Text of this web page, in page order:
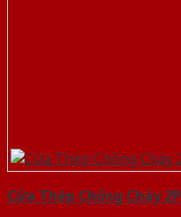
Cửa Thép Chống Cháy